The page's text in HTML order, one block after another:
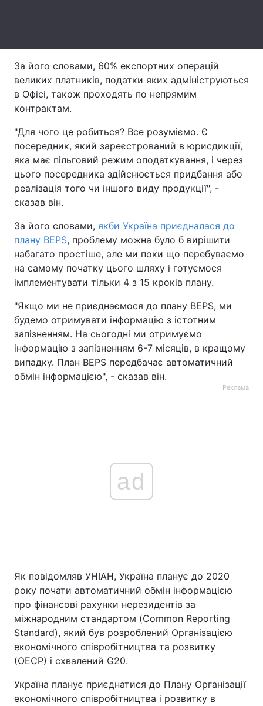
Послуги
Тема оформлення
За його словами, 60% експортних операцій
великих платників, податки яких адмініструються
в Офісі, також проходять по непрямим
контрактам.
"Для чого це робиться? Все розуміємо. Є
посередник, який зареєстрований в юрисдикції,
яка має пільговий режим оподаткування, і через
цього посередника здійснюється придбання або
реалізація того чи іншого виду продукції", -
сказав він.
За його словами, якби Україна приєдналася до
плану BEPS, проблему можна було б вирішити
набагато простіше, але ми поки що перебуваємо
на самому початку цього шляху і готуємося
імплементувати тільки 4 з 15 кроків плану.
"Якщо ми не приєднаємося до плану BEPS, ми
будемо отримувати інформацію з істотним
запізненням. На сьогодні ми отримуємо
інформацію з запізненням 6-7 місяців, в кращому
випадку. План BEPS передбачає автоматичний
обмін інформацією", - сказав він.
Реклама
ad
Як повідомляв УНІАН, Україна планує до 2020
року почати автоматичний обмін інформацією
про фінансові рахунки нерезидентів за
міжнародним стандартом (Common Reporting
Standard), який був розроблений Організацією
економічного співробітництва та розвитку
(ОЕСР) і схвалений G20.
Україна планує приєднатися до Плану Організації
економічного співробітництва і розвитку в